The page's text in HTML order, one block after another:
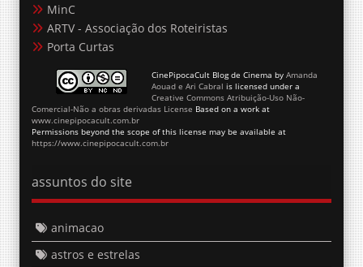
MinC
ARTV - Associação dos Roteiristas
Porta Curtas
CinePipocaCult Blog de Cinema by Amanda
Aouad e Ari Cabral is licensed under a
Creative Commons Atribuição-Uso Não-
Comercial-Não a obras derivadas License Based on a work at
www.cinepipocacult.com.br
Permissions beyond the scope of this license may be available at
https://www.cinepipocacult.com.br
assuntos do site
animacao
astros e estrelas